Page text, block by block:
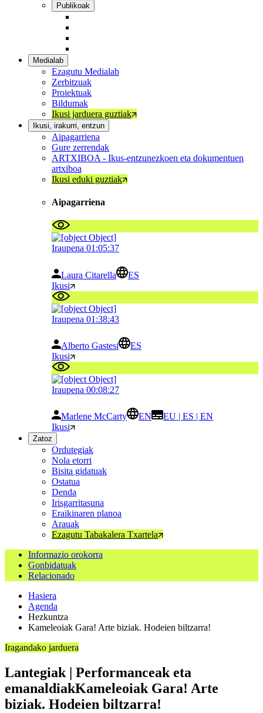
Publikoak
Medialab
Ezagutu Medialab
Zerbitzuak
Proiektuak
Bildumak
Ikusi jarduera guztiak
Ikusi, irakurri, entzun
Aipagarriena
Gure zerrendak
ARTXIBOA - Ikus-entzunezkoen eta dokumentuen
artxiboa
Ikusi eduki guztiak
Aipagarriena
Iraupena 01:05:37
Laura Citarella
ES
Ikusi
Iraupena 01:38:43
Alberto Gastesi
ES
Ikusi
Iraupena 00:08:27
Marlene McCarty EN
EU | ES | EN
Ikusi
Zatoz
Ordutegiak
Nola etorri
Bisita gidatuak
Ostatua
Denda
Irisgarritasuna
Eraikinaren planoa
Arauak
Ezagutu Tabakalera Txartela
Informazio orokorra
Gonbidatuak
Relacionado
Hasiera
Agenda
Hezkuntza
Kameleoiak Gara! Arte biziak. Hodeien biltzarra!
Iragandako jarduera
Lantegiak | Performanceak eta
emanaldiakKameleoiak Gara! Arte
biziak. Hodeien biltzarra!